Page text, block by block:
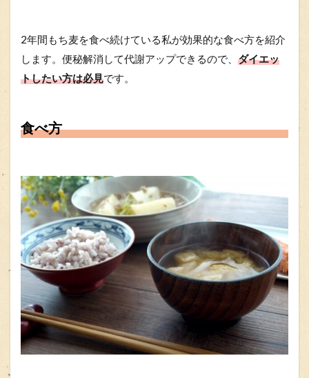
2年間もち麦を食べ続けている私が効果的な食べ方を紹介
します。便秘解消して代謝アップできるので、 ダイエッ
トしたい方は必見です。
食べ方